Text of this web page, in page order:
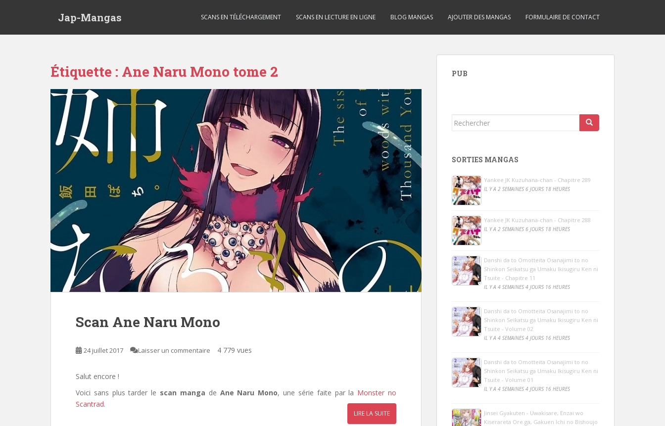
Jap-Mangas SCANS EN TÉLÉCHARGEMENT SCANS EN LECTURE EN LIGNE BLOG MANGAS AJOUTER DES MANGAS FORMULAIRE DE CONTACT
Étiquette : Ane Naru Mono tome 2
Scan Ane Naru Mono
24 juillet 2017 Laisser un commentaire 4 779 vues
Salut encore !
Voici sans plus tarder le scan manga de Ane Naru Mono, une série faite par la Monster no
Scantrad.
LIRE LA SUITE
PUB
Rechercher...
SORTIES MANGAS
Yankee JK Kuzuhana-chan - Chapitre 289
IL Y A 2 SEMAINES 6 JOURS 18 HEURES
Yankee JK Kuzuhana-chan - Chapitre 288
IL Y A 2 SEMAINES 6 JOURS 18 HEURES
Danshi da to Omotteita Osanajimi to no
Shinkon Seikatsu ga Umaku Ikisugiru Ken ni
Tsuite - Chapitre 11
IL Y A 4 SEMAINES 4 JOURS 16 HEURES
Danshi da to Omotteita Osanajimi to no
Shinkon Seikatsu ga Umaku Ikisugiru Ken ni
Tsuite - Volume 02
IL Y A 4 SEMAINES 4 JOURS 16 HEURES
Danshi da to Omotteita Osanajimi to no
Shinkon Seikatsu ga Umaku Ikisugiru Ken ni
Tsuite - Volume 01
IL Y A 4 SEMAINES 4 JOURS 16 HEURES
Jinsei Gyakuten - Uwakisare, Enzai wo
Kiserareta Ore ga, Gakuen Ichi no Bishoujo